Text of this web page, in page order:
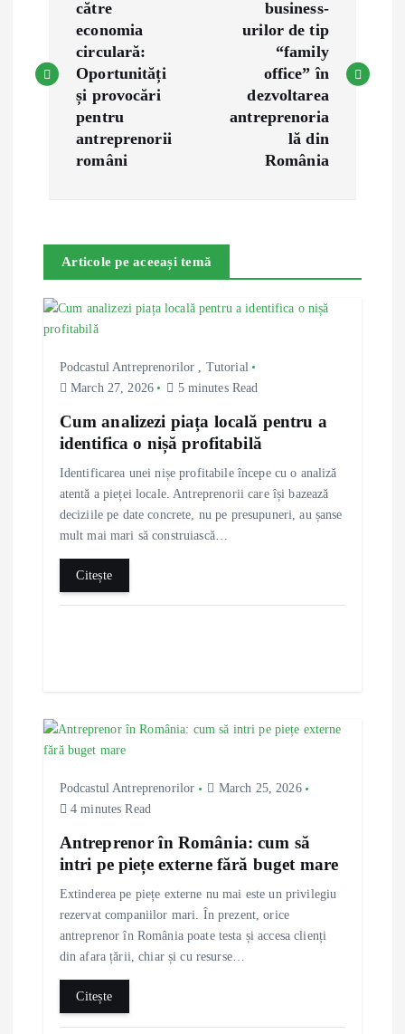
s
v
g
către
economia
circulară:
Oportunități
și provocări
pentru
antreprenorii
români
business-
urilor de tip
“family
office” în
dezvoltarea
antreprenoria
lă din
România
Articole pe aceeași temă
Podcastul Antreprenorilor
Tutorial
March 27, 2026
5 minutes Read
Cum analizezi piața locală pentru a
identifica o nișă profitabilă
Identificarea unei nișe profitabile începe cu o analiză
atentă a pieței locale. Antreprenorii care își bazează
deciziile pe date concrete, nu pe presupuneri, au șanse
mult mai mari să construiască…
Citește
Podcastul Antreprenorilor
March 25, 2026
4 minutes Read
Antreprenor în România: cum să
intri pe piețe externe fără buget mare
Extinderea pe piețe externe nu mai este un privilegiu
rezervat companiilor mari. În prezent, orice
antreprenor în România poate testa și accesa clienți
din afara țării, chiar și cu resurse…
Citește